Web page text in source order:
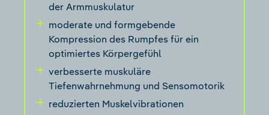
der Armmuskulatur
moderate und formgebende
Kompression des Rumpfes für ein
optimiertes Körpergefühl
verbesserte muskuläre
Tiefenwahrnehmung und Sensomotorik
reduzierten Muskelvibrationen